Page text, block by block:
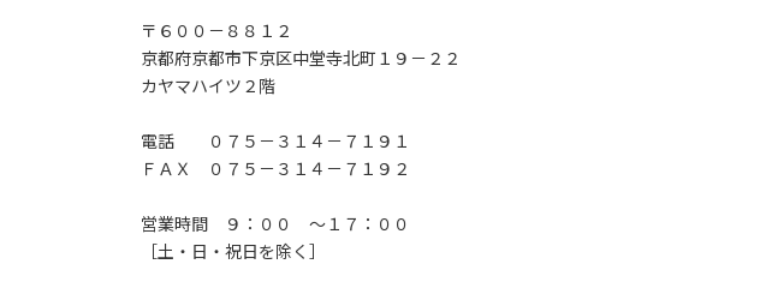
〒６００－８８１２
京都府京都市下京区中堂寺北町１９－２２
カヤマハイツ２階
電話 ０７５－３１４－７１９１
ＦＡＸ ０７５－３１４－７１９２
営業時間 ９：００ ～１７：００
［土・日・祝日を除く］